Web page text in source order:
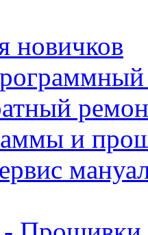
новичков
и